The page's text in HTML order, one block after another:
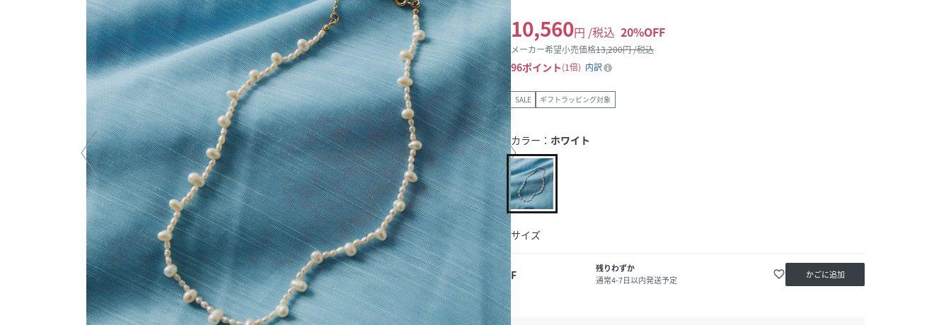
10,560円 /税込 20%OFF
メーカー希望小売価格13,200円 /税込
96ポイント 1倍 内訳
SALE ギフトラッピング対象
カラー： ホワイト
サイズ
F
残りわずか
通常4-7日以内発送予定
favorite_border かごに追加